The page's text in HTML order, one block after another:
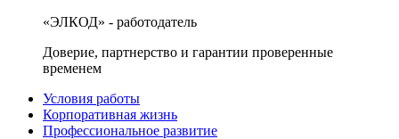
«ЭЛКОД» - работодатель
Доверие, партнерство и гарантии проверенные
временем
Условия работы
Корпоративная жизнь
Профессиональное развитие